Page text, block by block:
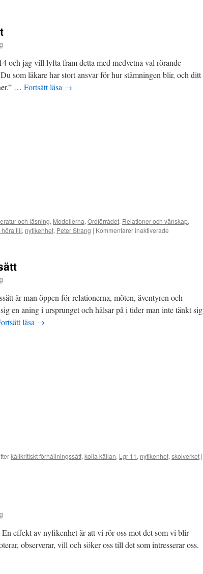
och
intresse
och jag vill lyfta fram detta med medvetna val rörande
som läkare har stort ansvar för hur stämningen blir, och ditt
… Fortsätt läsa →
och läsning, Modellerna, Ordförrådet, Relationer och vänskap,
höra till, nyfikenhet, Peter Strang | Kommentarer inaktiverade
är man öppen för relationerna, möten, äventyren och
en aning i ursprunget och hälsar på i tider man inte tänkt sig
läsa →
källkritiskt förhållningssätt, kolla källan, Lgr 11 , nyfikenhet, skolverket |
effekt av nyfikenhet är att vi rör oss mot det som vi blir
observerar, vill och söker oss till det som intresserar oss.